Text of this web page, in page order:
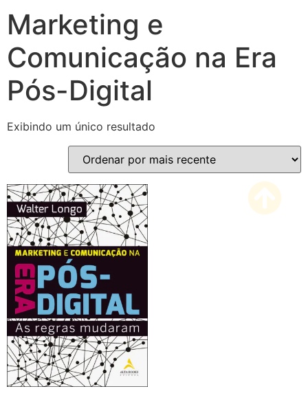
Marketing e
Comunicação na Era
Pós-Digital
Exibindo um único resultado